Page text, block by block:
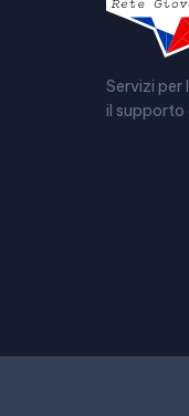
Servizi
il